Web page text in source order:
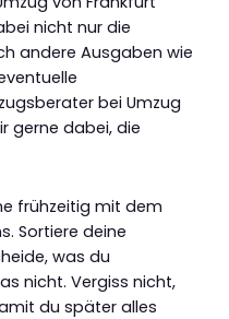
nicht nur die
andere Ausgaben wie
bei Umzug
gerne dabei, die
frühzeitig mit dem
Sortiere deine
was du
nicht. Vergiss nicht,
du später alles